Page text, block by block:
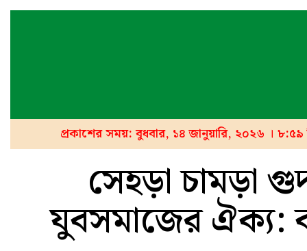
প্রকাশের সময়: বুধবার, ১৪ জানুয়ারি, ২০২৬ ।
সেহড়া চামড়া
যুবসমাজের ঐক্য: